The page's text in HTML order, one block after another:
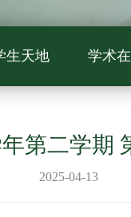
生天地 学术
年第二学期
2025-04-13